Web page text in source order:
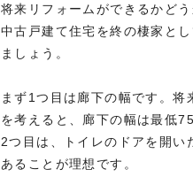
将来リフォームができるかどう
中古戸建て住宅を終の棲家と
ましょう。
まず1つ目は廊下の幅です。将
を考えると、廊下の幅は最低
2つ目は、トイレのドアを開
あることが理想です。